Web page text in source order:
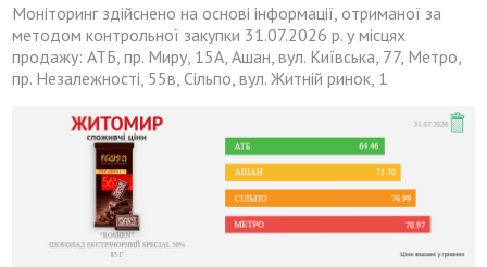
Моніторинг здійснено на основі інформації, отриманої за
методом контрольної закупки 31.07.2026 р. у місцях
продажу: АТБ, пр. Миру, 15А, Ашан, вул. Київська, 77, Метро,
пр. Незалежності, 55в, Сільпо, вул. Житній ринок, 1